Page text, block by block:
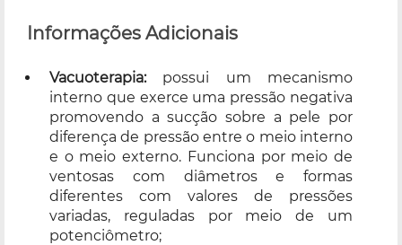
Informações Adicionais
Vacuoterapia:possui um mecanismo
interno que exerce uma pressão negativa
promovendo a sucção sobre a pele por
diferença de pressão entre o meio interno
e o meio externo. Funciona por meio de
ventosas com diâmetros e formas
diferentes com valores de pressões
variadas, reguladas por meio de um
potenciômetro;